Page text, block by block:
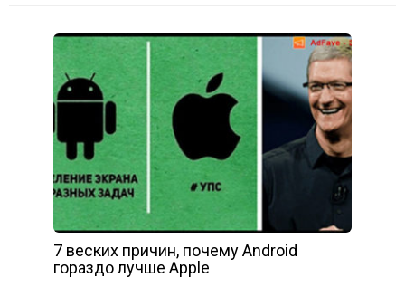
7 веских причин, почему Android
гораздо лучше Apple